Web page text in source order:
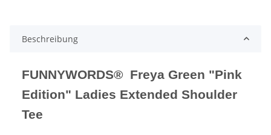
Beschreibung
FUNNYWORDS® Freya Green "Pink
Edition" Ladies Extended Shoulder
Tee